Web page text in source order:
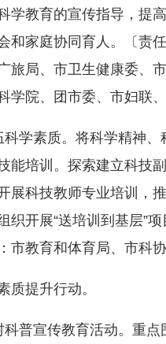
学教育的宣传指导，提
和家庭协同育人。〔责
旅局、市卫生健康委、
学院、团市委、市妇联
素质。将科学精神、
能培训。探索建立科技
展科技教师专业培训，
织开展“送培训到基层”
市教育和体育局、市科
提升行动。
宣传教育活动。重点